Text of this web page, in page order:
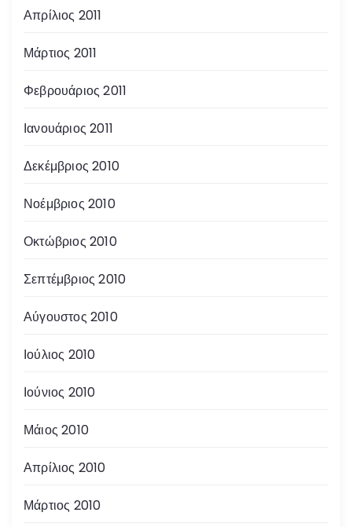
Απρίλιος 2011
Μάρτιος 2011
Φεβρουάριος 2011
Ιανουάριος 2011
Δεκέμβριος 2010
Νοέμβριος 2010
Οκτώβριος 2010
Σεπτέμβριος 2010
Αύγουστος 2010
Ιούλιος 2010
Ιούνιος 2010
Μάιος 2010
Απρίλιος 2010
Μάρτιος 2010